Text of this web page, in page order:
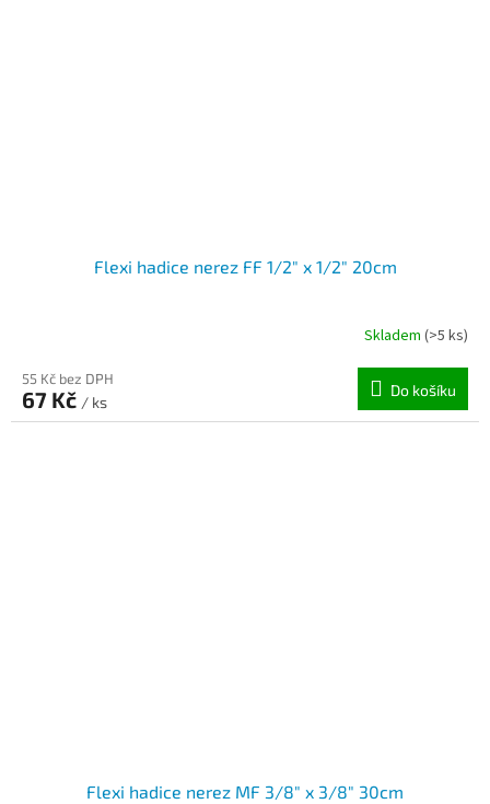
Flexi hadice nerez FF 1/2" x 1/2" 20cm
Skladem (>5 ks)
55 Kč bez DPH
67 Kč / ks
Do košíku
Flexi hadice nerez MF 3/8" x 3/8" 30cm